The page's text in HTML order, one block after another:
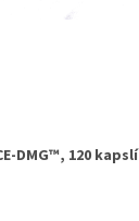
DMG™, 120 kapslí